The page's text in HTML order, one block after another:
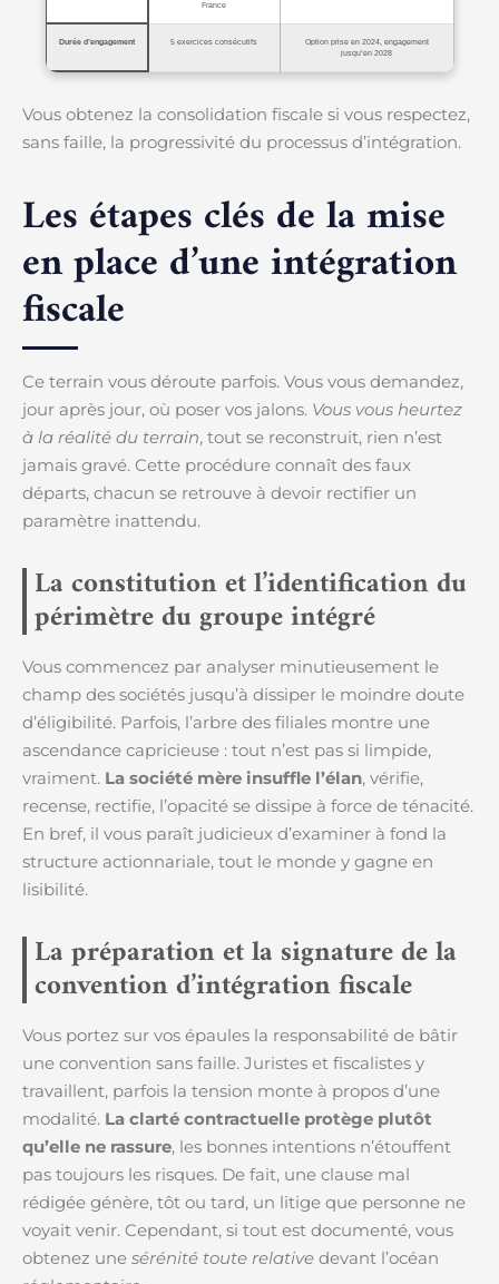
France
Durée d’engagement 5 exercices consécutifs
Option prise en 2024, engagement
jusqu’en 2028
Vous obtenez la consolidation fiscale si vous respectez,
sans faille, la progressivité du processus d’intégration.
Les étapes clés de la mise
en place d’une intégration
fiscale
Ce terrain vous déroute parfois. Vous vous demandez,
jour après jour, où poser vos jalons. Vous vous heurtez
à la réalité du terrain, tout se reconstruit, rien n’est
jamais gravé. Cette procédure connaît des faux
départs, chacun se retrouve à devoir rectifier un
paramètre inattendu.
La constitution et l’identification du
périmètre du groupe intégré
Vous commencez par analyser minutieusement le
champ des sociétés jusqu’à dissiper le moindre doute
d’éligibilité. Parfois, l’arbre des filiales montre une
ascendance capricieuse : tout n’est pas si limpide,
vraiment. La société mère insuffle l’élan, vérifie,
recense, rectifie, l’opacité se dissipe à force de ténacité.
En bref, il vous paraît judicieux d’examiner à fond la
structure actionnariale, tout le monde y gagne en
lisibilité.
La préparation et la signature de la
convention d’intégration fiscale
Vous portez sur vos épaules la responsabilité de bâtir
une convention sans faille. Juristes et fiscalistes y
travaillent, parfois la tension monte à propos d’une
modalité. La clarté contractuelle protège plutôt
qu’elle ne rassure, les bonnes intentions n’étouffent
pas toujours les risques. De fait, une clause mal
rédigée génère, tôt ou tard, un litige que personne ne
voyait venir. Cependant, si tout est documenté, vous
obtenez une sérénité toute relative devant l’océan